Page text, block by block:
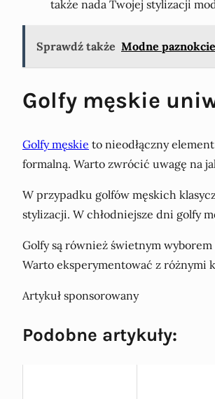
także nada Twojej stylizacji
Sprawdź także Modne
Golfy męskie
Golfy męskie to nieodłączny
formalną. Warto zwrócić uwagę na
W przypadku golfów męskich
stylizacji. W chłodniejsze dni golfy
Golfy są również świetnym
Warto eksperymentować z różnymi
Artykuł sponsorowany
Podobne artykuły: